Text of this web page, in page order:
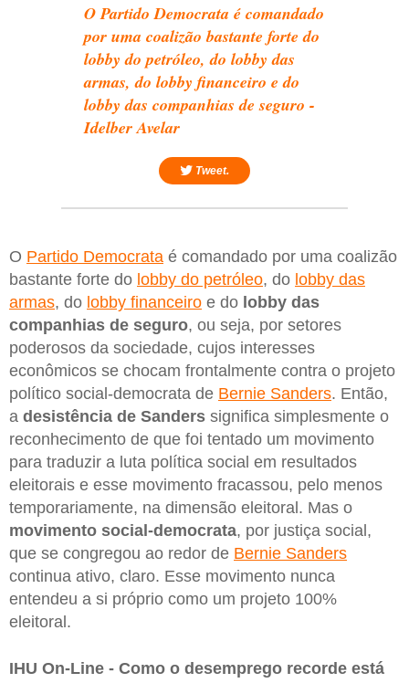
O Partido Democrata é comandado
por uma coalizão bastante forte do
lobby do petróleo, do lobby das
armas, do lobby financeiro e do
lobby das companhias de seguro -
Idelber Avelar
Tweet.
O Partido Democrata é comandado por uma coalizão
bastante forte do lobby do petróleo, do lobby das
armas, do lobby financeiro e do lobby das
companhias de seguro, ou seja, por setores
poderosos da sociedade, cujos interesses
econômicos se chocam frontalmente contra o projeto
político social-democrata de Bernie Sanders. Então,
a desistência de Sanders significa simplesmente o
reconhecimento de que foi tentado um movimento
para traduzir a luta política social em resultados
eleitorais e esse movimento fracassou, pelo menos
temporariamente, na dimensão eleitoral. Mas o
movimento social-democrata, por justiça social,
que se congregou ao redor de Bernie Sanders
continua ativo, claro. Esse movimento nunca
entendeu a si próprio como um projeto 100%
eleitoral.
IHU On-Line - Como o desemprego recorde está